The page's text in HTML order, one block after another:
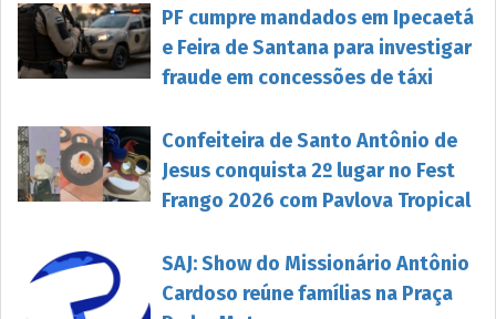
PF cumpre mandados em Ipecaetá
e Feira de Santana para investigar
fraude em concessões de táxi
Confeiteira de Santo Antônio de
Jesus conquista 2º lugar no Fest
Frango 2026 com Pavlova Tropical
SAJ: Show do Missionário Antônio
Cardoso reúne famílias na Praça